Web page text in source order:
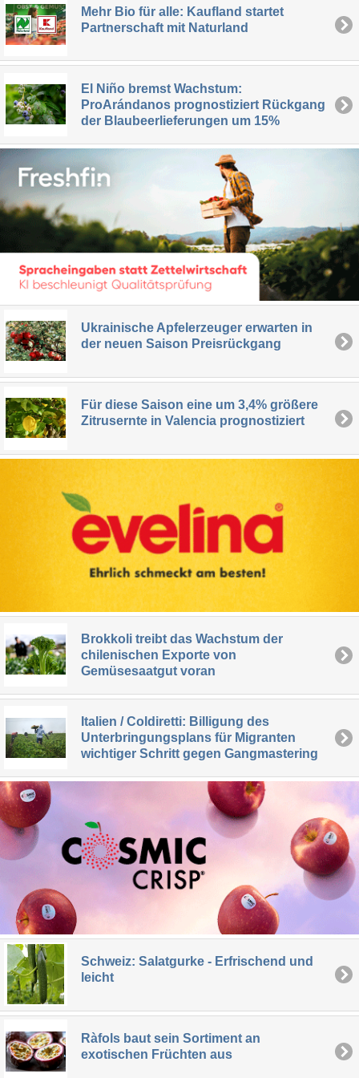
Mehr Bio für alle: Kaufland startet
Partnerschaft mit Naturland
El Niño bremst Wachstum:
ProArándanos prognostiziert Rückgang
der Blaubeerlieferungen um 15%
Ukrainische Apfelerzeuger erwarten in
der neuen Saison Preisrückgang
Für diese Saison eine um 3,4% größere
Zitrusernte in Valencia prognostiziert
Brokkoli treibt das Wachstum der
chilenischen Exporte von
Gemüsesaatgut voran
Italien / Coldiretti: Billigung des
Unterbringungsplans für Migranten
wichtiger Schritt gegen Gangmastering
Schweiz: Salatgurke - Erfrischend und
leicht
Ràfols baut sein Sortiment an
exotischen Früchten aus